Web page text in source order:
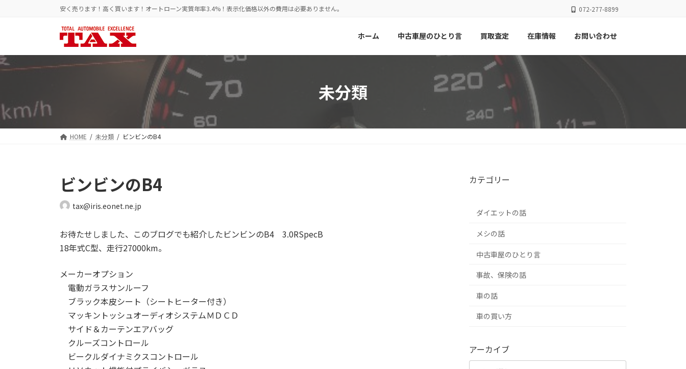
ツ
へ
ッ
プ
シ
ョ
移
動
安く売ります！高く買います！オートローン実質年率3.4%！表示化価格以外の費用は必要ありません。 072-277-8899
ホーム 中古車屋のひとり言 買取査定 在庫情報 お問い合わせ
未分類
HOME 未分類 ビンビンのB4
ビンビンのB4
tax@iris.eonet.ne.jp
お待たせしました、このブログでも紹介したビンビンのB4 3.0RSpecB
18年式C型、走行27000km。
メーカーオプション
電動ガラスサンルーフ
ブラック本皮シート（シートヒーター付き）
マッキントッシュオーディオシステムＭＤＣＤ
サイド＆カーテンエアバッグ
クルーズコントロール
ビークルダイナミクスコントロール
カテゴリー
ダイエットの話
メシの話
中古車屋のひとり言
事故、保険の話
車の話
車の買い方
アーカイブ